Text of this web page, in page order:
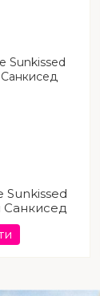
Sunkissed
Санкисед